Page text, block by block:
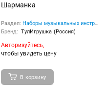
Шарманка
Раздел: Наборы музыкальных инструментов
Бренд: ТулИгрушка (Россия)
Авторизуйтесь,
чтобы увидеть цену
В корзину